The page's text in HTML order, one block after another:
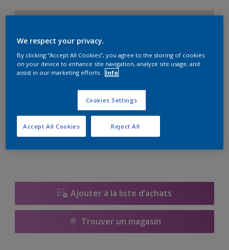
Format
2,5L
Ajouter à la liste d’achats
Trouver un magasin
We respect your privacy.
By clicking “Accept All Cookies”, you agree to the storing of cookies
on your device to enhance site navigation, analyze site usage, and
assist in our marketing efforts.
Info
Cookies Settings
Reject All
Accept All Cookies